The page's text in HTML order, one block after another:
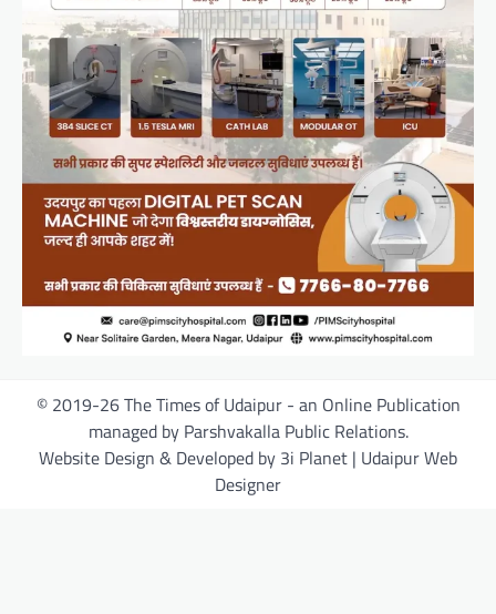
© 2019-26 The Times of Udaipur - an Online Publication
managed by Parshvakalla Public Relations.
Website Design & Developed by 3i Planet | Udaipur Web
Designer